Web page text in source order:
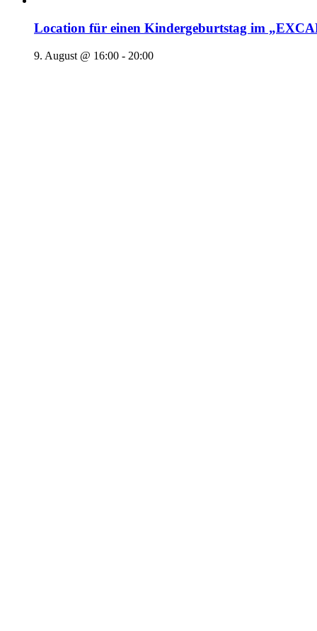
Location für einen Kindergeburtstag im
9. August @ 16:00 - 20:00